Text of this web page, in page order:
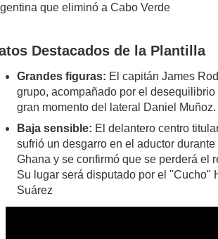
que eliminó a Cabo Verde
Destacados de la Plantilla
Grandes figuras: El capitán James
grupo, acompañado por el desequilibrio
gran momento del lateral Daniel Muñoz.
Baja sensible: El delantero centro
sufrió un desgarro en el aductor
Ghana y se confirmó que se perderá el
Su lugar será disputado por el "Cucho"
Suárez